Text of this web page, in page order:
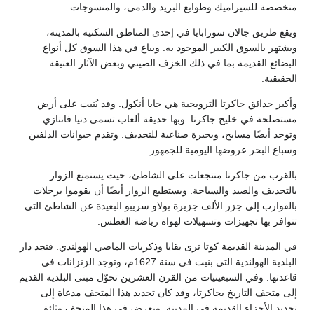
متخصصة للسيراميك وطوابع البريد والدمى، والمنسوجات.
ويقع طريق جالان سورابايا في إحدى المناطق السكنية بالمدينة،
ويشتهر بالسوق الكبير الموجود به. ويباع في هذا السوق كل أنواع
البضائع القديمة بما في ذلك الخزف الصيني وبعض الآثار العتيقة
الحقيقية.
وأكبر حدائق جاكرتا الترويحية هي جايا أنكول. وقد بُنيت على أرض
مستصلحة في خليج جاكرتا. وبها حديقة ألعاب تسمى دنيا فانتازي.
وتوجد أيضًا مسابح، وبحيرة صناعية للتجديف. وتقدم حيوانات الدلفين
وسباع البحر عروضها اليومية للجمهور.
بالقرب من جاكرتا منتجعات على الشاطئ، حيث يستمتع الزوار
بالتجديف والصيد والسباحة. ويستطيع الزوار أيضًا أن يقوموا برحلات
بالقوارب إلى جزر الألف جزيرة بولاو سريبو البعيدة عن الشاطئ التي
تتوافر بها تجهيزات وتسهيلات لهواة رياضة الغطس.
في المدينة القديمة كوتا ترى بقايا وذكريات الماضي الهولندي. فتجد دار
البلدية الهولندية التي بنيت في سنة 1627م، وتوجد الزنزانات في
قاعدتها. وفي السبعينيات من القرن العشرين تحوّل مبنى البلدية القديم
إلى متحف التاريخ بجاكرتا، وقد كان تجديد هذا المتحف مدعاة إلى